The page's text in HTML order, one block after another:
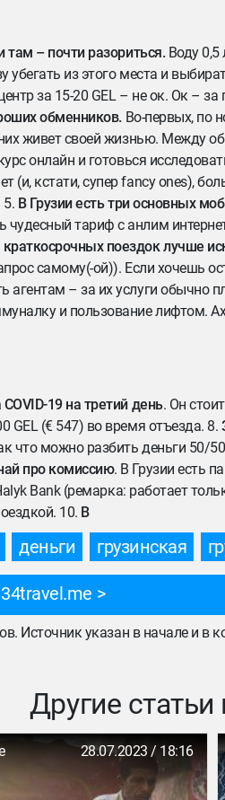
там – почти разориться.Воду 0,5
из этого места и
за 15-20 GEL – не ок. Ок –
обменников. Во-первых, по
живет своей жизнью. Между
онлайн и готовься
(и, кстати, супер fancy ones),
5. В Грузии есть три основных
тариф с анлим
поездок лучше
самому(-ой)). Если хочешь
– за их услуги обычно
и пользование лифтом.
19 на третий день. Он
GEL (€ 547) во время отъезда. 8.
что можно разбить деньги 50/
про комиссию. В Грузии есть
Bank (ремарка: работает
10. В
деньги грузинская
Источник указан в начале и в
Другие
28.07.2023 / 18:16